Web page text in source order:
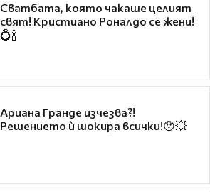
Сватбата, която чакаше целият
свят! Кристиано Роналдо се жени!
💍🍾
Ариана Гранде изчезва?!
Решението ѝ шокира всички!😯💥